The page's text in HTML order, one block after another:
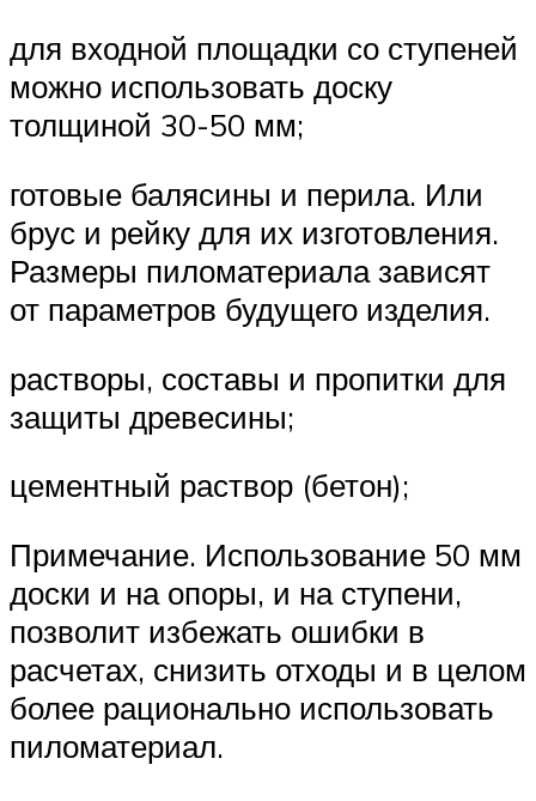
для входной площадки со ступеней
можно использовать доску
толщиной 30-50 мм;
готовые балясины и перила. Или
брус и рейку для их изготовления.
Размеры пиломатериала зависят
от параметров будущего изделия.
растворы, составы и пропитки для
защиты древесины;
цементный раствор (бетон);
Примечание. Использование 50 мм
доски и на опоры, и на ступени,
позволит избежать ошибки в
расчетах, снизить отходы и в целом
более рационально использовать
пиломатериал.